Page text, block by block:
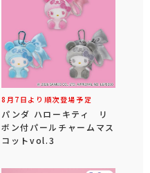
8月7日より順次登場予定
パンダ ハローキティ リ
ボン付パールチャームマス
コットvol.3